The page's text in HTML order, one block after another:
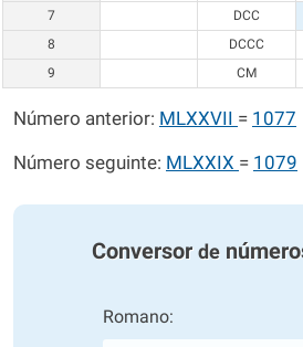
7
DCC
8
DCCC
9
CM
Número anterior: MLXXVII = 1077
Número seguinte: MLXXIX = 1079
Conversor de
Romano: